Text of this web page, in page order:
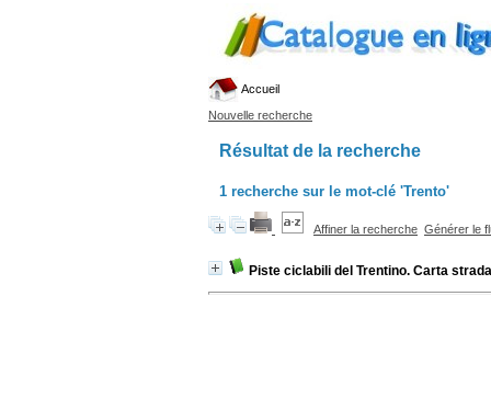
Accueil
Nouvelle recherche
Résultat de la recherche
1 recherche sur le mot-clé 'Trento'
Affiner la recherche Générer le
Piste ciclabili del Trentino. Carta